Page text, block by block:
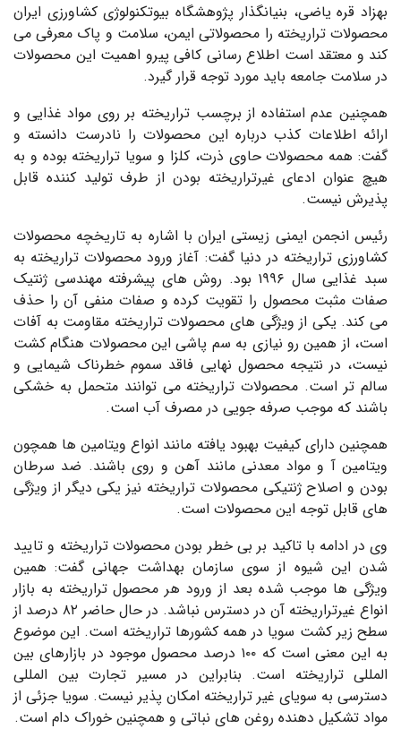
بهزاد قره یاضی، بنیانگذار پژوهشگاه بیوتکنولوژی کشاورزی ایران
محصولات تراریخته را محصولاتی ایمن، سلامت و پاک معرفی می
کند و معتقد است اطلاع رسانی کافی پیرو اهمیت این محصولات
در سلامت جامعه باید مورد توجه قرار گیرد.
همچنین عدم استفاده از برچسب تراریخته بر روی مواد غذایی و
ارائه اطلاعات کذب درباره این محصولات را نادرست دانسته و
گفت: همه محصولات حاوی ذرت، کلزا و سویا تراریخته بوده و به
هیچ عنوان ادعای غیرتراریخته بودن از طرف تولید کننده قابل
پذیرش نیست.
رئیس انجمن ایمنی زیستی ایران با اشاره به تاریخچه محصولات
کشاورزی تراریخته در دنیا گفت: آغاز ورود محصولات تراریخته به
سبد غذایی سال ۱۹۹۶ بود. روش های پیشرفته مهندسی ژنتیک
صفات مثبت محصول را تقویت کرده و صفات منفی آن را حذف
می کند. یکی از ویژگی های محصولات تراریخته مقاومت به آفات
است، از همین رو نیازی به سم پاشی این محصولات هنگام کشت
نیست، در نتیجه محصول نهایی فاقد سموم خطرناک شیمایی و
سالم تر است. محصولات تراریخته می توانند متحمل به خشکی
باشند که موجب صرفه جویی در مصرف آب است.
همچنین دارای کیفیت بهبود یافته مانند انواع ویتامین ها همچون
ویتامین آ و مواد معدنی مانند آهن و روی باشند. ضد سرطان
بودن و اصلاح ژنتیکی محصولات تراریخته نیز یکی دیگر از ویژگی
های قابل توجه این محصولات است.
وی در ادامه با تاکید بر بی خطر بودن محصولات تراریخته و تایید
شدن این شیوه از سوی سازمان بهداشت جهانی گفت: همین
ویژگی ها موجب شده بعد از ورود هر محصول تراریخته به بازار
انواع غیرتراریخته آن در دسترس نباشد. در حال حاضر ۸۲ درصد از
سطح زیر کشت سویا در همه کشورها تراریخته است. این موضوع
به این معنی است که ۱۰۰ درصد محصول موجود در بازارهای بین
المللی تراریخته است. بنابراین در مسیر تجارت بین المللی
دسترسی به سویای غیر تراریخته امکان پذیر نیست. سویا جزئی از
مواد تشکیل دهنده روغن های نباتی و همچنین خوراک دام است.